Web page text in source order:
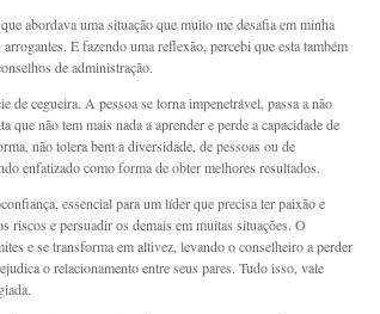
abordava uma situação que muito me desafia em minha
E fazendo uma reflexão, percebi que esta também
de administração.
de cegueira. A pessoa se torna impenetrável, passa a não
que não tem mais nada a aprender e perde a capacidade de
não tolera bem a diversidade, de pessoas ou de
enfatizado como forma de obter melhores resultados.
essencial para um líder que precisa ter paixão e
riscos e persuadir os demais em muitas situações. O
e se transforma em altivez, levando o conselheiro a perder
o relacionamento entre seus pares. Tudo isso, vale